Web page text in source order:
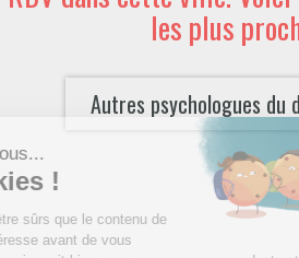
les plus
Autres psychologues du